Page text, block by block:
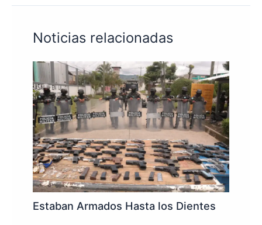
Noticias relacionadas
Estaban Armados Hasta los Dientes